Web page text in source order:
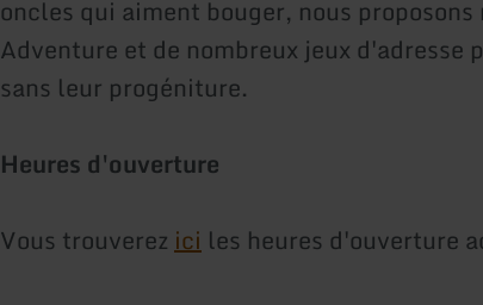
oncles qui aiment bouger, nous
Adventure et de nombreux jeux d'adresse
sans leur progéniture.
Heures d'ouverture
Vous trouverezici les heures d'ouverture